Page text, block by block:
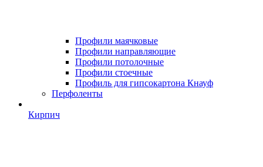
Профили маячковые
Профили направляющие
Профили потолочные
Профили стоечные
Профиль для гипсокартона Кнауф
Перфоленты
Кирпич